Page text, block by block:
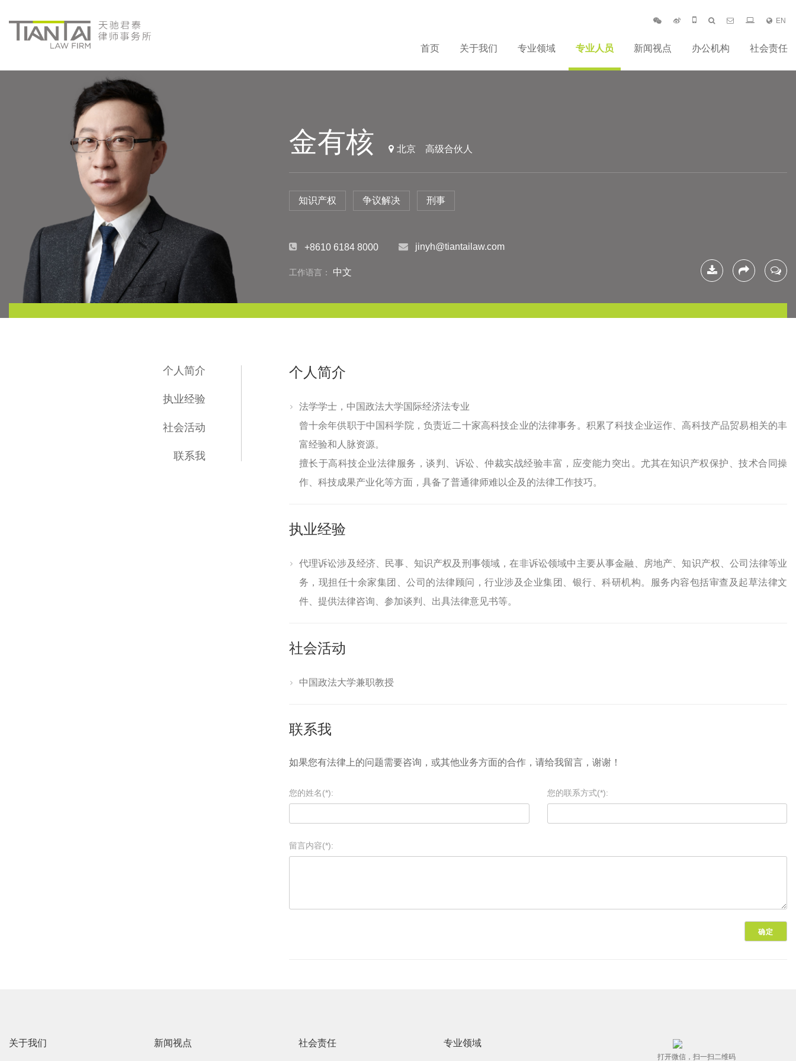
EN
首页 关于我们 专业领域 专业人员 新闻视点 办公机构 社会责任
金有核 北京 高级合伙人
知识产权 争议解决 刑事
+8610 6184 8000 jinyh@tiantailaw.com
工作语言： 中文
个人简介
执业经验
社会活动
联系我
个人简介
法学学士，中国政法大学国际经济法专业
曾十余年供职于中国科学院，负责近二十家高科技企业的法律事务。积累了科技企业运作、高科技产品贸易相关的丰
富经验和人脉资源。
擅长于高科技企业法律服务，谈判、诉讼、仲裁实战经验丰富，应变能力突出。尤其在知识产权保护、技术合同操
作、科技成果产业化等方面，具备了普通律师难以企及的法律工作技巧。
执业经验
代理诉讼涉及经济、民事、知识产权及刑事领域，在非诉讼领域中主要从事金融、房地产、知识产权、公司法律等业
务，现担任十余家集团、公司的法律顾问，行业涉及企业集团、银行、科研机构。服务内容包括审查及起草法律文
件、提供法律咨询、参加谈判、出具法律意见书等。
社会活动
中国政法大学兼职教授
联系我
如果您有法律上的问题需要咨询，或其他业务方面的合作，请给我留言，谢谢！
您的姓名(*): 您的联系方式(*):
留言内容(*):
关于我们 新闻视点 社会责任 专业领域
打开微信，扫一扫二维码